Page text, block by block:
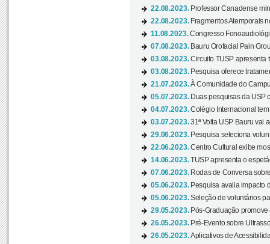
22.08.2023. Professor Canadense
22.08.2023. Fragmentos Atemporais
11.08.2023.Congresso
07.08.2023. Bauru Orofacial Pain
03.08.2023.Circuito TUSP apresenta
03.08.2023. Pesquisa oferece
21.07.2023.À Comunidade do
05.07.2023. Duas pesquisas da USP
04.07.2023.Colégio Internacional
03.07.2023.31ª Volta USP Bauru vai
29.06.2023. Pesquisa seleciona
22.06.2023.Centro Cultural exibe
14.06.2023.TUSP apresenta o
07.06.2023. Rodas de Conversa
05.06.2023. Pesquisa avalia impacto
05.06.2023.Seleção de voluntários
29.05.2023. Pós-Graduação
26.05.2023. Pré-Evento sobre
26.05.2023.Aplicativos de